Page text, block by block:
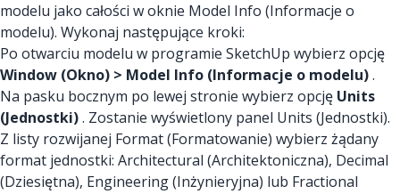
modelu jako całości w oknie Model Info (Informacje o
modelu). Wykonaj następujące kroki:
Po otwarciu modelu w programie SketchUp wybierz opcję
Window (Okno) > Model Info (Informacje o modelu).
Na pasku bocznym po lewej stronie wybierz opcję Units
(Jednostki). Zostanie wyświetlony panel Units (Jednostki).
Z listy rozwijanej Format (Formatowanie) wybierz żądany
format jednostki: Architectural (Architektoniczna), Decimal
(Dziesiętna), Engineering (Inżynieryjna) lub Fractional